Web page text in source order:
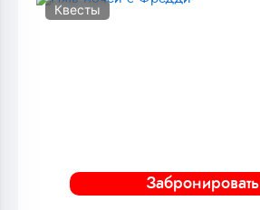
Забронировать
Квесты